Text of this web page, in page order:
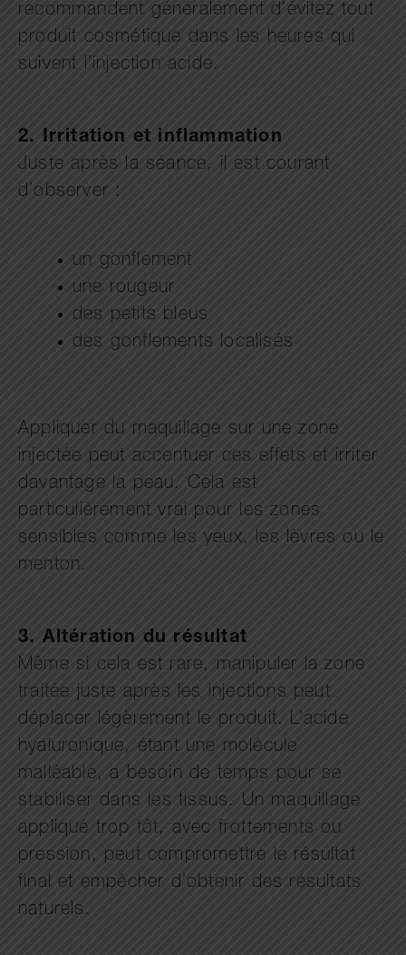
recommandent généralement d’évitez tout
produit cosmétique dans les heures qui
suivent l’injection acide.
2. Irritation et inflammation
Juste après la séance, il est courant
d’observer :
un gonflement
une rougeur
des petits bleus
des gonflements localisés
Appliquer du maquillage sur une zone
injectée peut accentuer ces effets et irriter
davantage la peau. Cela est
particulièrement vrai pour les zones
sensibles comme les yeux, les lèvres ou le
menton.
3. Altération du résultat
Même si cela est rare, manipuler la zone
traitée juste après les injections peut
déplacer légèrement le produit. L’acide
hyaluronique, étant une molécule
malléable, a besoin de temps pour se
stabiliser dans les tissus. Un maquillage
appliqué trop tôt, avec frottements ou
pression, peut compromettre le résultat
final et empêcher d’obtenir des résultats
naturels.